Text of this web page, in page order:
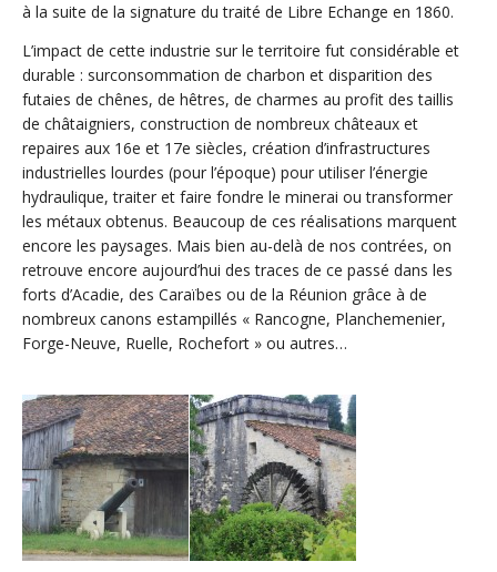
à la suite de la signature du traité de Libre Echange en 1860.
L’impact de cette industrie sur le territoire fut considérable et
durable : surconsommation de charbon et disparition des
futaies de chênes, de hêtres, de charmes au profit des taillis
de châtaigniers, construction de nombreux châteaux et
repaires aux 16e et 17e siècles, création d’infrastructures
industrielles lourdes (pour l’époque) pour utiliser l’énergie
hydraulique, traiter et faire fondre le minerai ou transformer
les métaux obtenus. Beaucoup de ces réalisations marquent
encore les paysages. Mais bien au-delà de nos contrées, on
retrouve encore aujourd’hui des traces de ce passé dans les
forts d’Acadie, des Caraïbes ou de la Réunion grâce à de
nombreux canons estampillés « Rancogne, Planchemenier,
Forge-Neuve, Ruelle, Rochefort » ou autres…